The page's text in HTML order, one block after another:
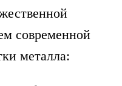
современной
металла: